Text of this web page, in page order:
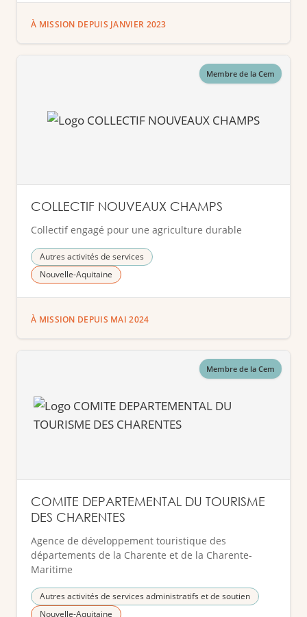
À MISSION DEPUIS JANVIER 2023
Membre de la Cem
COLLECTIF NOUVEAUX CHAMPS
Collectif engagé pour une agriculture durable
Autres activités de services
Nouvelle-Aquitaine
À MISSION DEPUIS MAI 2024
Membre de la Cem
COMITE DEPARTEMENTAL DU TOURISME
DES CHARENTES
Agence de développement touristique des
départements de la Charente et de la Charente-
Maritime
Autres activités de services administratifs et de soutien
Nouvelle-Aquitaine